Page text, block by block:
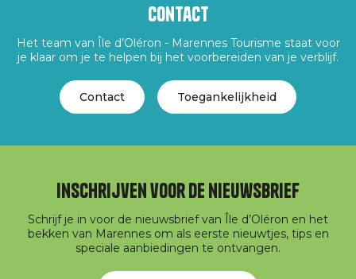
Contact
Het team van Île d’Oléron - Marennes Tourisme staat voor
je klaar om je te helpen bij het voorbereiden van je verblijf.
Contact Toegankelijkheid
Inschrijven voor de nieuwsbrief
Schrijf je in voor de nieuwsbrief van Île d’Oléron en het
bekken van Marennes om als eerste nieuwtjes, tips en
speciale aanbiedingen te ontvangen.